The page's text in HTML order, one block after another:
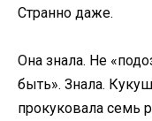
Странно даже.
Она знала. Не
быть». Знала.
прокуковала семь